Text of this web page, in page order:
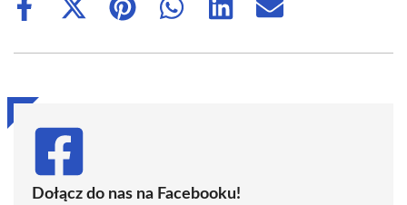
Share
Share
(Twitter)
Share
Share
Share
Share
Dołącz do nas na Facebooku!